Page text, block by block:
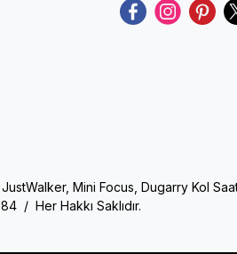
Mini Focus, Dugarry Kol
/ Her Hakkı Saklıdır.